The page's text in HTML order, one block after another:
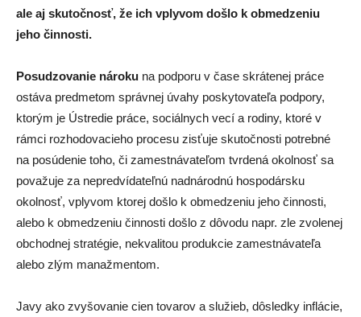
ale aj skutočnosť, že ich vplyvom došlo k obmedzeniu
jeho činnosti.
Posudzovanie nároku na podporu v čase skrátenej práce
ostáva predmetom správnej úvahy poskytovateľa podpory,
ktorým je Ústredie práce, sociálnych vecí a rodiny, ktoré v
rámci rozhodovacieho procesu zisťuje skutočnosti potrebné
na posúdenie toho, či zamestnávateľom tvrdená okolnosť sa
považuje za nepredvídateľnú nadnárodnú hospodársku
okolnosť, vplyvom ktorej došlo k obmedzeniu jeho činnosti,
alebo k obmedzeniu činnosti došlo z dôvodu napr. zle zvolenej
obchodnej stratégie, nekvalitou produkcie zamestnávateľa
alebo zlým manažmentom.
Javy ako zvyšovanie cien tovarov a služieb, dôsledky inflácie,